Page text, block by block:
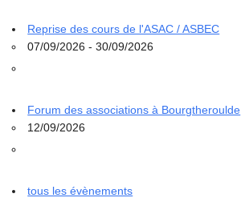
Reprise des cours de l'ASAC / ASBEC
07/09/2026 - 30/09/2026
Forum des associations à Bourgtheroulde
12/09/2026
tous les évènements